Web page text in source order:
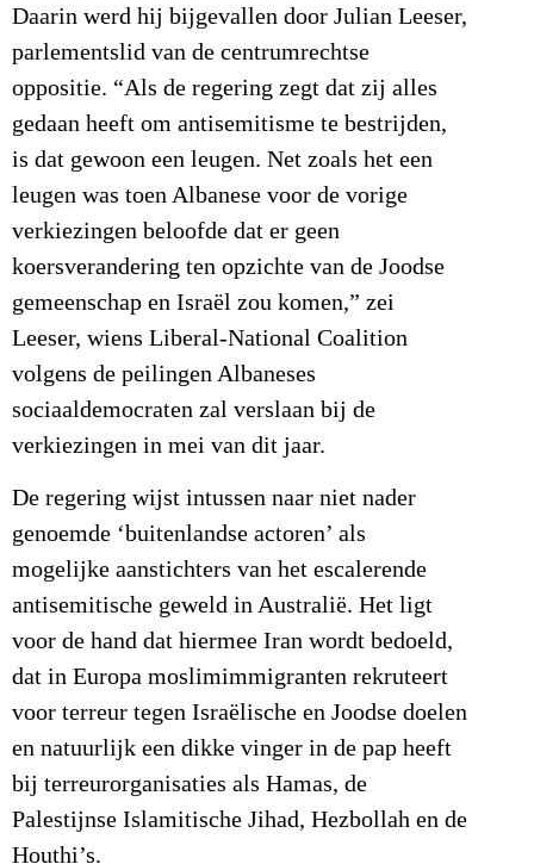
Daarin werd hij bijgevallen door Julian Leeser,
parlementslid van de centrumrechtse
oppositie. “Als de regering zegt dat zij alles
gedaan heeft om antisemitisme te bestrijden,
is dat gewoon een leugen. Net zoals het een
leugen was toen Albanese voor de vorige
verkiezingen beloofde dat er geen
koersverandering ten opzichte van de Joodse
gemeenschap en Israël zou komen,” zei
Leeser, wiens Liberal-National Coalition
volgens de peilingen Albaneses
sociaaldemocraten zal verslaan bij de
verkiezingen in mei van dit jaar.
De regering wijst intussen naar niet nader
genoemde ‘buitenlandse actoren’ als
mogelijke aanstichters van het escalerende
antisemitische geweld in Australië. Het ligt
voor de hand dat hiermee Iran wordt bedoeld,
dat in Europa moslimimmigranten rekruteert
voor terreur tegen Israëlische en Joodse doelen
en natuurlijk een dikke vinger in de pap heeft
bij terreurorganisaties als Hamas, de
Palestijnse Islamitische Jihad, Hezbollah en de
Houthi’s.